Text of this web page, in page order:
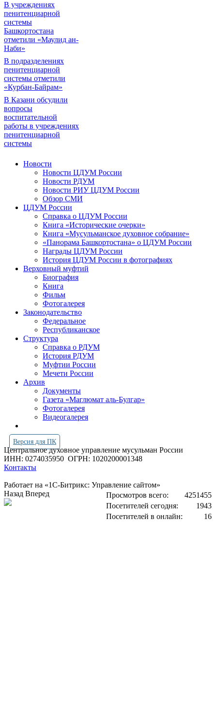
В учреждениях
пенитенциарной
системы
Башкортостана
отметили «Маулид ан-
Наби»
В подразделениях
пенитенциарной
системы отметили
«Курбан-Байрам»
В Казани обсудили
вопросы
воспитательной
работы в учреждениях
пенитенциарной
системы
Новости
Новости ЦДУМ России
Новости РДУМ
Новости РИУ ЦДУМ России
Обзор СМИ
ЦДУМ России
Справка о ЦДУМ России
Книга «Исторические очерки»
Книга «Мусульманское духовное собрание»
«Панорама Башкортостана» о ЦДУМ России
Награды ЦДУМ России
История ЦДУМ России в фотографиях
Верховный муфтий
Биография
Книга
Фильм
Фотогалерея
Законодательство
Федеральное
Республиканское
Структура
Справка о РДУМ
История РДУМ
Муфтии России
Мечети России
Архив
Документы
Газета «Маглюмат аль-Булгар»
Фотогалерея
Видеогалерея
Версия для ПК
Центральное духовное управление мусульман России
ИНН: 0274035950 ОГРН: 1020200001348
Контакты
Работает на «1С-Битрикс: Управление сайтом»
Просмотров всего:
4251455
Посетителей сегодня:
1943
Посетителей в онлайн:
16
Назад Вперед